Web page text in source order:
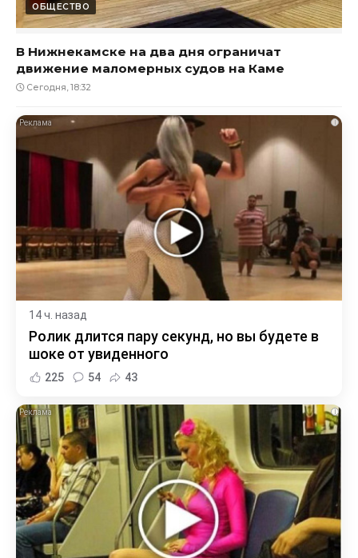
ОБЩЕСТВО
В Нижнекамске на два дня ограничат
движение маломерных судов на Каме
Сегодня, 18:32
i
14 ч. назад
Ролик длится пару секунд, но вы будете в
шоке от увиденного
225 54 43
i